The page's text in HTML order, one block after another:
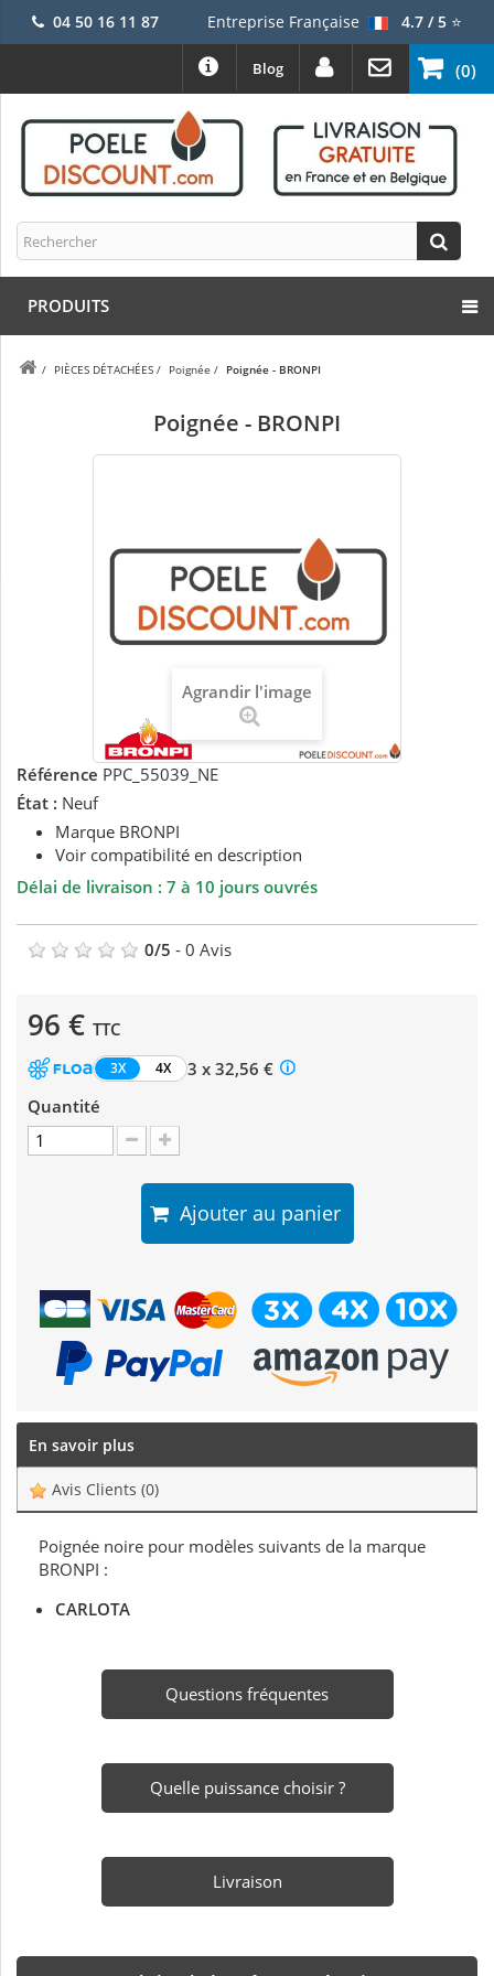
04 50 16 11 87 Entreprise Française 4.7 / 5⭐
(0)
Blog
PRODUITS
/ PIÈCES DÉTACHÉES / Poignée / Poignée - BRONPI
Poignée - BRONPI
Agrandir l'image
Référence PPC_55039_NE
État : Neuf
Marque BRONPI
Voir compatibilité en description
Délai de livraison : 7 à 10 jours ouvrés
0/5 - 0 Avis
96 € TTC
3X 4X
3 x 32,56 €
Quantité
Ajouter au panier
En savoir plus
Avis Clients (0)
Poignée noire pour modèles suivants de la marque
BRONPI :
CARLOTA
Questions fréquentes
Quelle puissance choisir ?
Livraison